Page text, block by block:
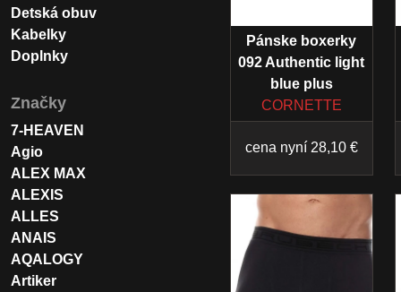
Pánske boxerky
092 Authentic light
blue plus
CORNETTE
cena nyní 28,10 €
Detská obuv
Kabelky
Doplnky
Značky
7-HEAVEN
Agio
ALEX MAX
ALEXIS
ALLES
ANAIS
AQALOGY
Artiker